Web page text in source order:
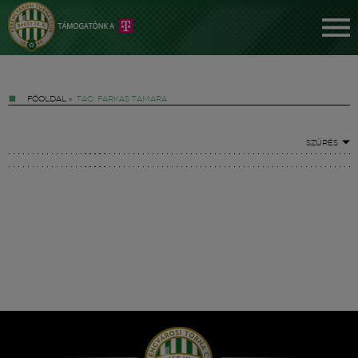
FŐOLDAL » TAG: FARKAS TAMARA
SZŰRÉS
Hírek